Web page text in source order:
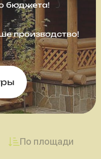
бюджета!
производство!
По площади